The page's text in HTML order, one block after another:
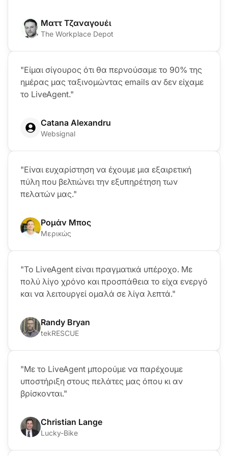
Ματτ Τζαναγουέι
The Workplace Depot
"Είμαι σίγουρος ότι θα περνούσαμε το 90% της
ημέρας μας ταξινομώντας emails αν δεν είχαμε
το LiveAgent."
Catana Alexandru
Websignal
"Είναι ευχαρίστηση να έχουμε μια εξαιρετική
πύλη που βελτιώνει την εξυπηρέτηση των
πελατών μας."
Ρομάν Μπος
Μερικώς
"Το LiveAgent είναι πραγματικά υπέροχο. Με
πολύ λίγο χρόνο και προσπάθεια το είχα ενεργό
και να λειτουργεί ομαλά σε λίγα λεπτά."
Randy Bryan
tekRESCUE
"Με το LiveAgent μπορούμε να παρέχουμε
υποστήριξη στους πελάτες μας όπου κι αν
βρίσκονται."
Christian Lange
Lucky-Bike